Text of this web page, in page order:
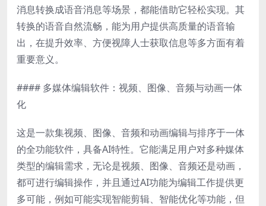
消息转换成语音消息等场景，都能借助它轻松实现。其
转换的语音自然流畅，能为用户提供高质量的语音输
出，在提升效率、方便视障人士获取信息等多方面有着
重要意义。
#### 多媒体编辑软件：视频、图像、音频与动画一体
化
这是一款集视频、图像、音频和动画编辑与排序于一体
的全功能软件，具备AI特性。它能满足用户对多种媒体
类型的编辑需求，无论是视频、图像、音频还是动画，
都可进行编辑操作，并且通过AI功能为编辑工作提供更
多可能，例如可能实现智能剪辑、智能优化等功能，但